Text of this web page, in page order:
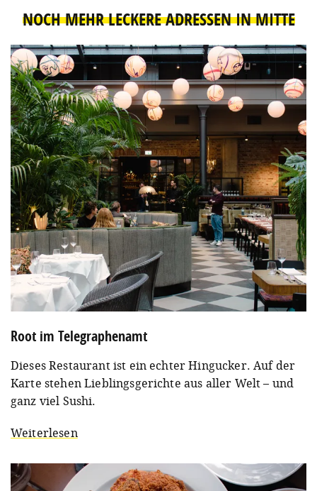
NOCH MEHR LECKERE ADRESSEN IN MITTE
Root im Telegraphenamt
Dieses Restaurant ist ein echter Hingucker. Auf der
Karte stehen Lieblingsgerichte aus aller Welt – und
ganz viel Sushi.
Weiterlesen